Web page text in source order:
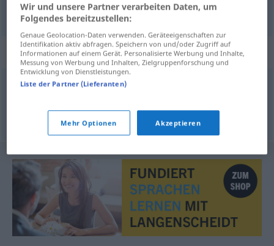
Devisen- walutowy
Synonyme für "walutowy"
Wir und unsere Partner verarbeiten Daten, um
Folgendes bereitzustellen:
Genaue Geolocation-Daten verwenden. Geräteeigenschaften zur
Identifikation aktiv abfragen. Speichern von und/oder Zugriff auf
Informationen auf einem Gerät. Personalisierte Werbung und Inhalte,
Messung von Werbung und Inhalten, Zielgruppenforschung und
Entwicklung von Dienstleistungen.
Liste der Partner (Lieferanten)
Mehr Optionen Akzeptieren